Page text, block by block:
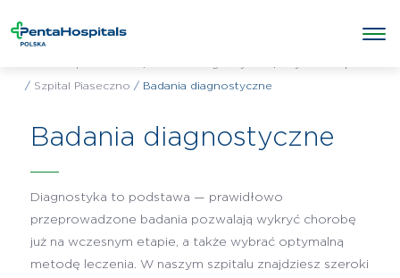
/ Szpital Piaseczno / Badania diagnostyczne
Badania diagnostyczne
Diagnostyka to podstawa — prawidłowo
przeprowadzone badania pozwalają wykryć chorobę
już na wczesnym etapie, a także wybrać optymalną
metodę leczenia. W naszym szpitalu znajdziesz szeroki